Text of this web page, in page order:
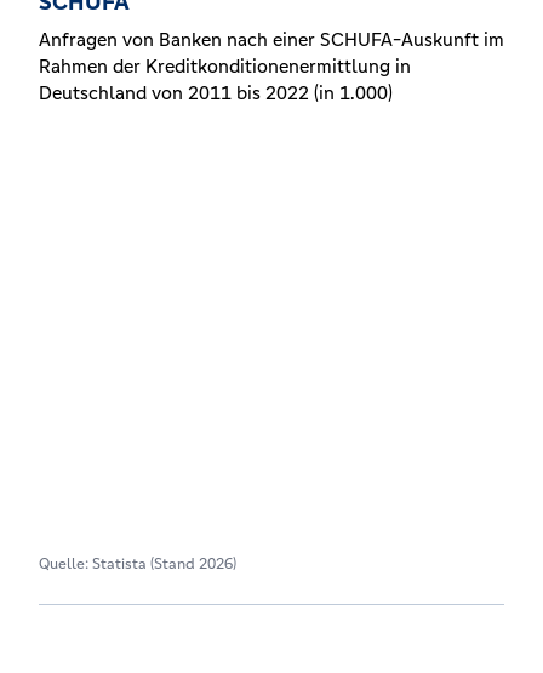
Anfragen von Banken nach einer SCHUFA-Auskunft im
Rahmen der Kreditkonditionenermittlung in
Deutschland von 2011 bis 2022 (in 1.000)
Quelle: Statista (Stand 2026)